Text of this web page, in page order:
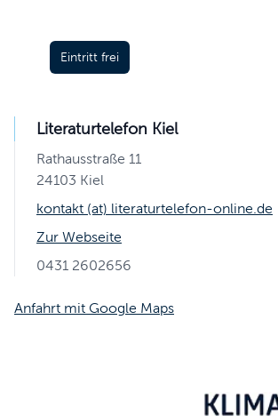
Eintritt frei
Literaturtelefon Kiel
Rathausstraße 11
24103 Kiel
kontakt (at) literaturtelefon-online.de
Zur Webseite
0431 2602656
Anfahrt mit Google Maps